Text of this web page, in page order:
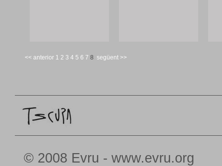
<< anterior 1 2 3 4 5 6 7 8 següent >>
© 2008 Evru - www.evru.org